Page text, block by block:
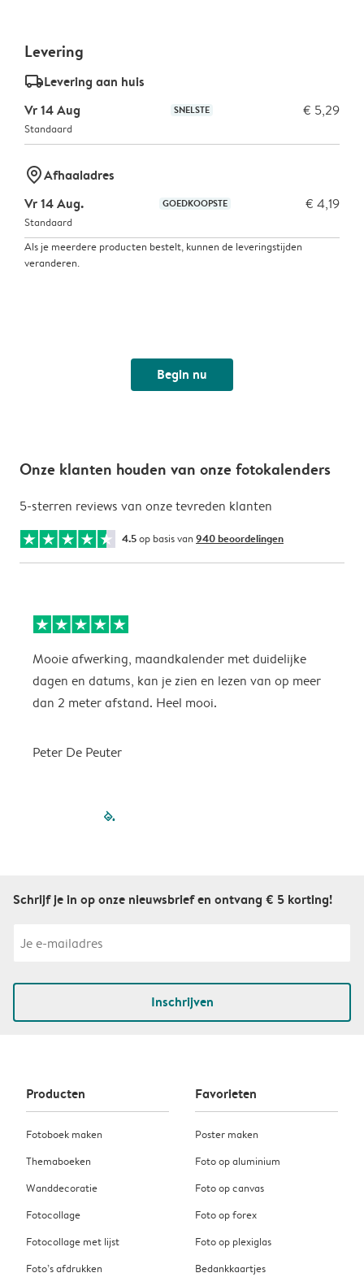
Levering
delivery_standard_v2Levering aan huis
Vr 14 Aug
SNELSTE € 5,29
Standaard
marker-pinAfhaaladres
Vr 14 Aug.
GOEDKOOPSTE € 4,19
Standaard
Als je meerdere producten bestelt, kunnen de leveringstijden
veranderen.
Begin nu
Onze klanten houden van onze fotokalenders
5-sterren reviews van onze tevreden klanten
4.5op basis van 940 beoordelingen
Mooie afwerking, maandkalender met duidelijke
dagen en datums, kan je zien en lezen van op meer
dan 2 meter afstand. Heel mooi.
Peter De Peuter
filled-pagination
Schrijf je in op onze nieuwsbrief en ontvang € 5 korting!
Inschrijven
Producten
Fotoboek maken
Themaboeken
Wanddecoratie
Fotocollage
Fotocollage met lijst
Foto’s afdrukken
Favorieten
Poster maken
Foto op aluminium
Foto op canvas
Foto op forex
Foto op plexiglas
Bedankkaartjes